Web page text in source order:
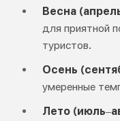
Весна
для приятной
туристов.
Осень
умеренные
Лето